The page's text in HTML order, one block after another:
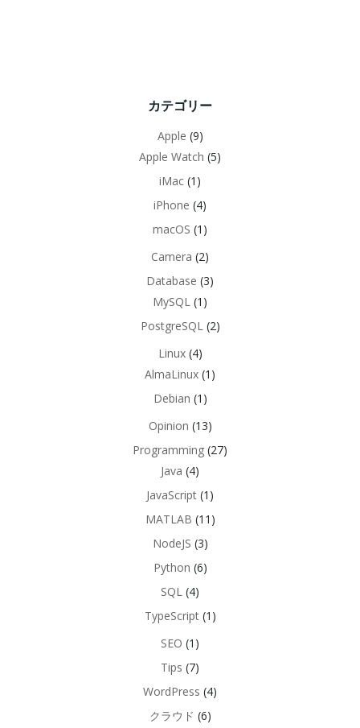
カテゴリー
Apple (9)
Apple Watch (5)
iMac (1)
iPhone (4)
macOS (1)
Camera (2)
Database (3)
MySQL (1)
PostgreSQL(2)
Linux(4)
AlmaLinux (1)
Debian (1)
Opinion (13)
Programming (27)
Java (4)
JavaScript (1)
MATLAB (11)
NodeJS (3)
Python (6)
SQL (4)
TypeScript(1)
SEO (1)
Tips (7)
WordPress (4)
クラウド (6)